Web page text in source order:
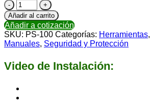
Añadir al carrito
Añadir a cotización
SKU: PS-100 Categorías: Herramientas,
Manuales, Seguridad y Protección
Video de Instalación: